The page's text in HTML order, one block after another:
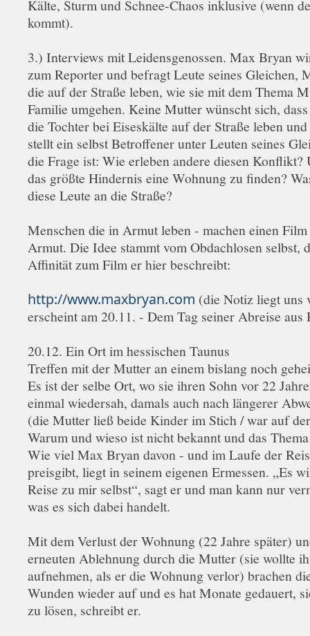
Kälte, Sturm und Schnee-Chaos inklusive (wenn
kommt).
3.) Interviews mit Leidensgenossen. Max Bryan
zum Reporter und befragt Leute seines Gleichen,
die auf der Straße leben, wie sie mit dem Thema
Familie umgehen. Keine Mutter wünscht sich,
die Tochter bei Eiseskälte auf der Straße leben
stellt ein selbst Betroffener unter Leuten seines
die Frage ist: Wie erleben andere diesen Konflikt?
das größte Hindernis eine Wohnung zu finden?
diese Leute an die Straße?
Menschen die in Armut leben - machen einen
Armut. Die Idee stammt vom Obdachlosen selbst,
Affinität zum Film er hier beschreibt:
http://www.maxbryan.com (die Notiz liegt uns
erscheint am 20.11. - Dem Tag seiner Abreise aus
20.12. Ein Ort im hessischen Taunus
Treffen mit der Mutter an einem bislang noch
Es ist der selbe Ort, wo sie ihren Sohn vor 22
einmal wiedersah, damals auch nach längerer
(die Mutter ließ beide Kinder im Stich / war auf
Warum und wieso ist nicht bekannt und das
Wie viel Max Bryan davon - und im Laufe der
preisgibt, liegt in seinem eigenen Ermessen. „Es
Reise zu mir selbst“, sagt er und man kann nur
was es sich dabei handelt.
Mit dem Verlust der Wohnung (22 Jahre später)
erneuten Ablehnung durch die Mutter (sie wollte
aufnehmen, als er die Wohnung verlor) brachen
Wunden wieder auf und es hat Monate gedauert,
zu lösen, schreibt er.